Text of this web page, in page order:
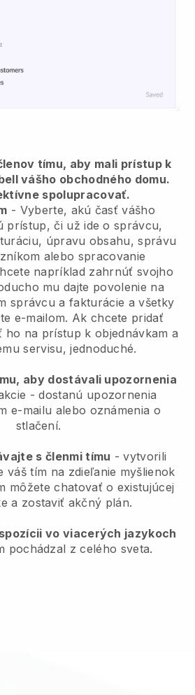
tímu, aby mali prístup k
vášho obchodného domu.
spolupracovať.
- Vyberte, akú časť vášho
prístup, či už ide o správcu,
úpravu obsahu, správu
alebo spracovanie
napríklad zahrnúť svojho
mu dajte povolenie na
správcu a fakturácie a všetky
e-mailom. Ak chcete pridať
ho na prístup k objednávkam a
servisu, jednoduché.
aby dostávali upozornenia
- dostanú upozornenia
e-mailu alebo oznámenia o
stlačení.
s členmi tímu - vytvorili
váš tím na zdieľanie myšlienok
môžete chatovať o existujúcej
a zostaviť akčný plán.
vo viacerých jazykoch
pochádzal z celého sveta.